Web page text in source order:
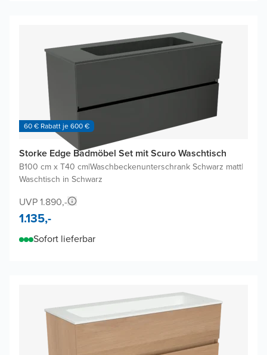
60 € Rabatt je 600 €
Storke Edge Badmöbel Set mit Scuro Waschtisch
B100 cm x T40 cm|Waschbeckenunterschrank Schwarz matt|
Waschtisch in Schwarz
UVP 1.890,-
1.135,-
Sofort lieferbar